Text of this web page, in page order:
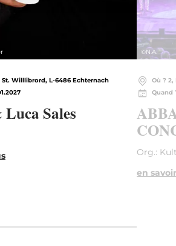
St. Willlibrord, L-6486 Echternach
Sales
©N.A.
Où ?
Quand
Org.:
en